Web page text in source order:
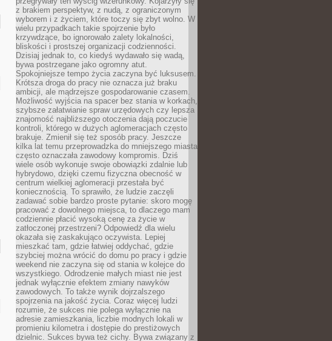
z brakiem perspektyw, z nudą, z ograniczonym
wyborem i z życiem, które toczy się zbyt wolno. W
wielu przypadkach takie spojrzenie było
krzywdzące, bo ignorowało zalety lokalności,
bliskości i prostszej organizacji codzienności.
Dzisiaj jednak to, co kiedyś wydawało się wadą,
bywa postrzegane jako ogromny atut.
Spokojniejsze tempo życia zaczyna być luksusem.
Krótsza droga do pracy nie oznacza już braku
ambicji, ale mądrzejsze gospodarowanie czasem.
Możliwość wyjścia na spacer bez stania w korkach,
szybsze załatwianie spraw urzędowych czy lepsza
znajomość najbliższego otoczenia dają poczucie
kontroli, którego w dużych aglomeracjach często
brakuje. Zmienił się też sposób pracy. Jeszcze
kilka lat temu przeprowadzka do mniejszego miasta
często oznaczała zawodowy kompromis. Dziś
wiele osób wykonuje swoje obowiązki zdalnie lub
hybrydowo, dzięki czemu fizyczna obecność w
centrum wielkiej aglomeracji przestała być
koniecznością. To sprawiło, że ludzie zaczęli
zadawać sobie bardzo proste pytanie: skoro mogę
pracować z dowolnego miejsca, to dlaczego mam
codziennie płacić wysoką cenę za życie w
zatłoczonej przestrzeni? Odpowiedź dla wielu
okazała się zaskakująco oczywista. Lepiej
mieszkać tam, gdzie łatwiej oddychać, gdzie
szybciej można wrócić do domu po pracy i gdzie
weekend nie zaczyna się od stania w kolejce do
wszystkiego. Odrodzenie małych miast nie jest
jednak wyłącznie efektem zmiany nawyków
zawodowych. To także wynik dojrzalszego
spojrzenia na jakość życia. Coraz więcej ludzi
rozumie, że sukces nie polega wyłącznie na
adresie zamieszkania, liczbie modnych lokali w
promieniu kilometra i dostępie do prestiżowych
dzielnic. Sukces bywa też cichy. Bywa związany z